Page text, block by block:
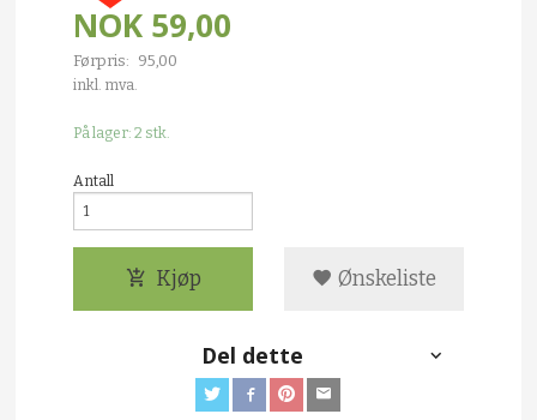
NOK 59,00
Førpris: 95,00
Rabatt
inkl. mva.
På lager: 2 stk.
Antall
Kjøp Ønskeliste
Del dette